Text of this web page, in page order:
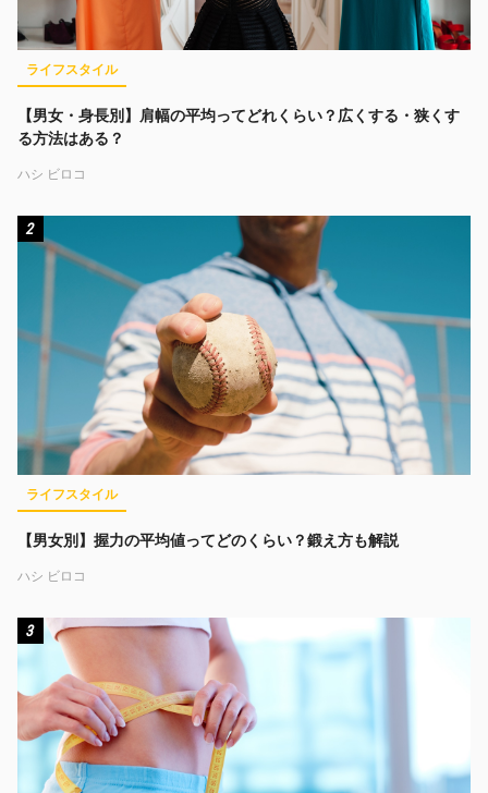
ライフスタイル
【男女・身長別】肩幅の平均ってどれくらい？広くする・狭くす
る方法はある？
ハシ ビロコ
2
ライフスタイル
【男女別】握力の平均値ってどのくらい？鍛え方も解説
ハシ ビロコ
3